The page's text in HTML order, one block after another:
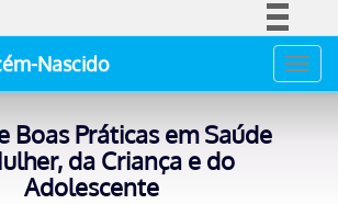
Acesso à informação
Nascido
Boas Práticas em Saúde
da Criança e do
Adolescente